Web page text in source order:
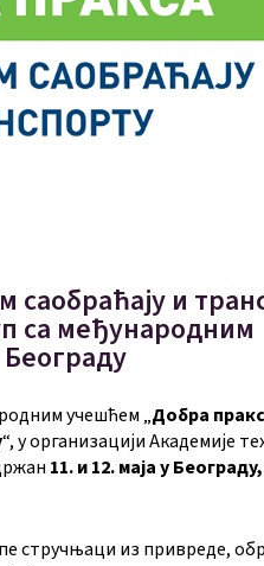
саобраћају и
са међународним
учешћем „Добра
“, у организацији Академије
11. и 12. маја у
стручњаци из привреде,